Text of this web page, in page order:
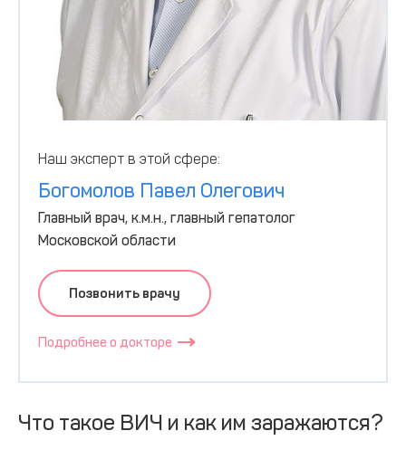
Наш эксперт в этой сфере:
Богомолов Павел Олегович
Главный врач, к.м.н., главный гепатолог
Московской области
Позвонить врачу
Подробнее о докторе
Что такое ВИЧ и как им заражаются?